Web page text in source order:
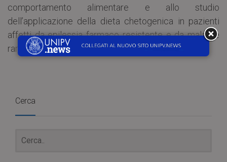
comportamento alimentare e allo studio
dell’applicazione della dieta chetogenica in pazienti
affetti da epilessia farmaco resistente e da malattie
rare del metabolismo.
Cerca